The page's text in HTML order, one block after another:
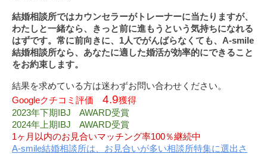
結婚相談所ではカウンセラーがトレーナーに当たりますが、
わたしと一緒なら、きっと前に進もうという気持ちになれる
はずです。常に前向きに、1人でがんばらなくても、A-smile
結婚相談所なら、あなたに適した婚活が効率的にできること
をお約束します。
結果を求めている方は迷わずお問い合わせください。
Googleクチコミ評価 4.9獲得
2023年下期IBJ　AWARD受賞
2024年上期IBJ　AWARD受賞
1ヶ月以内のお見合いマッチング率100％継続中
A-smile結婚相談所は、お見合いが多い相談所特集に選出さ